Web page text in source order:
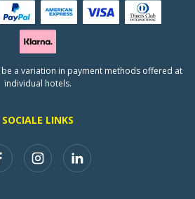
SOCIALE LINKS
a variation in payment methods offered at
individual hotels.